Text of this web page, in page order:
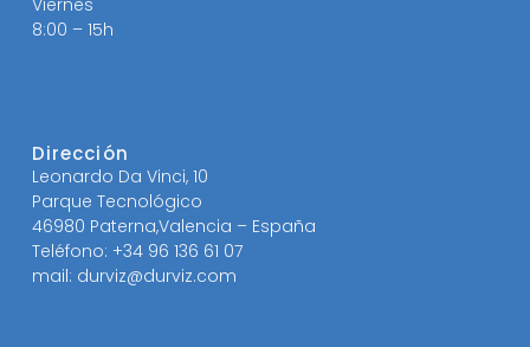
8:00 – 15h
Dirección
Leonardo Da Vinci, 10
Parque Tecnológico
46980 Paterna,Valencia – España
Teléfono: +34 96 136 61 07
mail: durviz@durviz.com